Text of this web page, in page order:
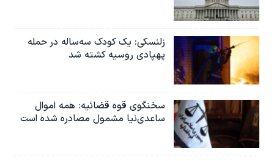
زلنسکی: یک کودک سه‌ساله در حمله
پهپادی روسیه کشته شد
سخنگوی قوه قضائیه: همه اموال
ساعدی‌نیا مشمول مصادره شده است